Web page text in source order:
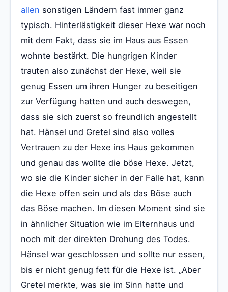
allen sonstigen Ländern fast immer ganz
typisch. Hinterlästigkeit dieser Hexe war noch
mit dem Fakt, dass sie im Haus aus Essen
wohnte bestärkt. Die hungrigen Kinder
trauten also zunächst der Hexe, weil sie
genug Essen um ihren Hunger zu beseitigen
zur Verfügung hatten und auch deswegen,
dass sie sich zuerst so freundlich angestellt
hat. Hänsel und Gretel sind also volles
Vertrauen zu der Hexe ins Haus gekommen
und genau das wollte die böse Hexe. Jetzt,
wo sie die Kinder sicher in der Falle hat, kann
die Hexe offen sein und als das Böse auch
das Böse machen. Im diesen Moment sind sie
in ähnlicher Situation wie im Elternhaus und
noch mit der direkten Drohung des Todes.
Hänsel war geschlossen und sollte nur essen,
bis er nicht genug fett für die Hexe ist. „Aber
Gretel merkte, was sie im Sinn hatte und